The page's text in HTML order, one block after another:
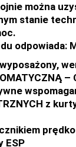
można
stanie
odpowiada:
z
ESP